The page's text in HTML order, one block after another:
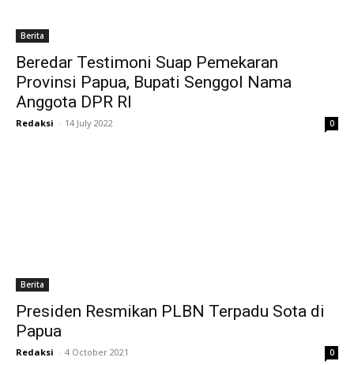
Berita
Beredar Testimoni Suap Pemekaran
Provinsi Papua, Bupati Senggol Nama
Anggota DPR RI
Redaksi - 14 July 2022 0
Berita
Presiden Resmikan PLBN Terpadu Sota di
Papua
Redaksi - 4 October 2021 0